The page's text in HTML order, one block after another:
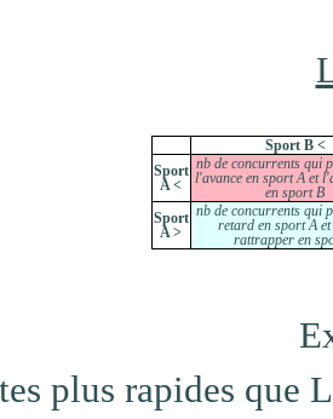
Sport B <
Sport
A <
nb de concurrents qui
l'avance en sport A et
en sport B
Sport
A >
nb de concurrents qui
retard en sport A et
rattrapper en
plus rapides que